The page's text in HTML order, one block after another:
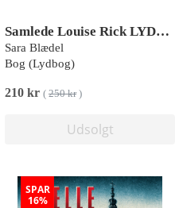
Samlede Louise Rick LYDBØGER
Sara Blædel
Bog (Lydbog)
210 kr ( 250 kr)
Udsolgt
SPAR
16%